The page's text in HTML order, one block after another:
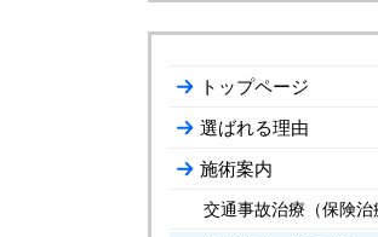
トップページ
選ばれる理由
施術案内
交通事故治療（保険治